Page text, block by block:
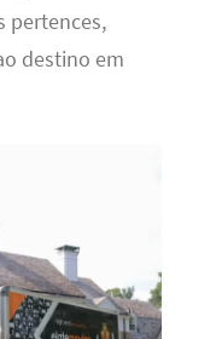
pertences,
destino em